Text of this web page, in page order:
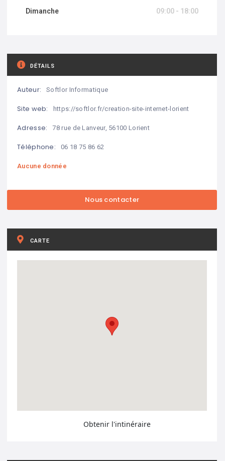
Dimanche 09:00 - 18:00
DÉTAILS
Auteur: Softlor Informatique
Site web: https://softlor.fr/creation-site-internet-lorient
Adresse: 78 rue de Lanveur, 56100 Lorient
Téléphone: 06 18 75 86 62
Aucune donnée
CARTE
Obtenir l'intinéraire